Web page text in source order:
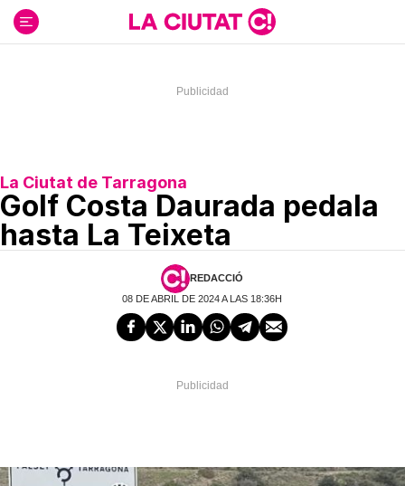
contenido
La Ciutat de Tarragona
Golf Costa Daurada pedala
hasta La Teixeta
REDACCIÓ
08 DE ABRIL DE 2024 A LAS 18:36H